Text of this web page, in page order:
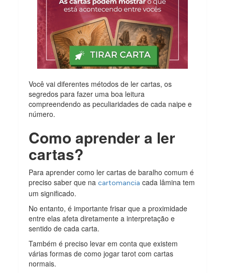
Você vai diferentes métodos de ler cartas, os
segredos para fazer uma boa leitura
compreendendo as peculiaridades de cada naipe e
número.
Como aprender a ler
cartas?
Para aprender como ler cartas de baralho comum é
preciso saber que nacartomancia cada lâmina tem
um significado.
No entanto, é importante frisar que a proximidade
entre elas afeta diretamente a interpretação e
sentido de cada carta.
Também é preciso levar em conta que existem
várias formas de como jogar tarot com cartas
normais.